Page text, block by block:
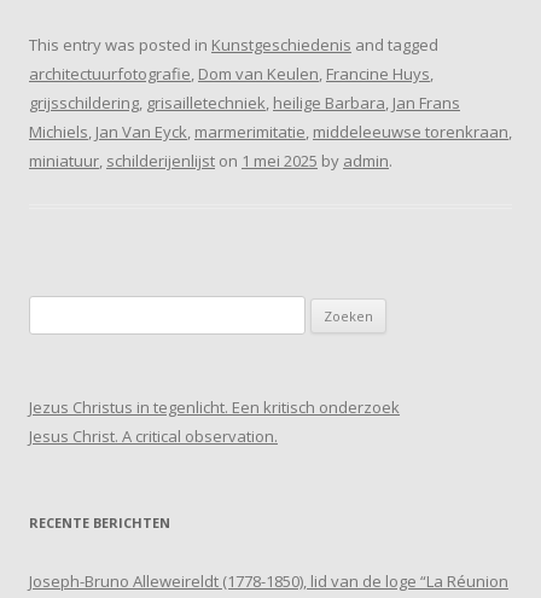
This entry was posted in Kunstgeschiedenis and tagged
architectuurfotografie, Dom van Keulen, Francine Huys,
grijsschildering, grisailletechniek, heilige Barbara, Jan Frans
Michiels, Jan Van Eyck, marmerimitatie, middeleeuwse torenkraan,
miniatuur, schilderijenlijst on 1 mei 2025 by admin.
naar:
Jezus Christus in tegenlicht. Een kritisch onderzoek
Jesus Christ. A critical observation.
RECENTE BERICHTEN
Joseph-Bruno Alleweireldt (1778-1850), lid van de loge “La Réunion